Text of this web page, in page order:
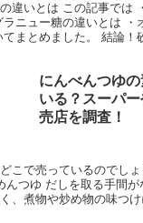
違いとは この記事では
ニュー糖の違いとは ・
まとめました。 結論！
にんべんつゆ
いる？スーパ
売店を調査！
こで売っているのでし
んつゆ だしを取る手間
、煮物や炒め物の味つ